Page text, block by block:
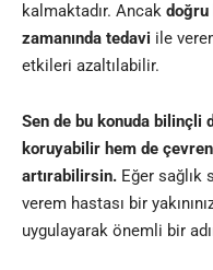
kalmaktadır. Ancak doğru
zamanında tedavi ile
etkileri azaltılabilir.
Sen de bu konuda bilinçli
koruyabilir hem de
artırabilirsin. Eğer sağlık
verem hastası bir
uygulayarak önemli bir